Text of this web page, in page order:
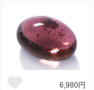
6,980円